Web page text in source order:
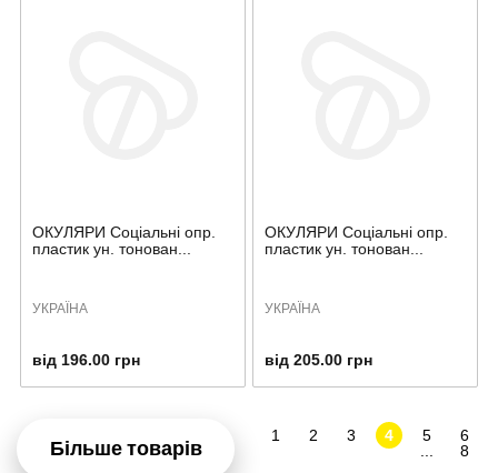
ОКУЛЯРИ Соціальні опр.
пластик ун. тонован...
УКРАЇНА
від 196.00 грн
ОКУЛЯРИ Соціальні опр.
пластик ун. тонован...
УКРАЇНА
від 205.00 грн
Більше товарів
1 2 3 4 5
6
8